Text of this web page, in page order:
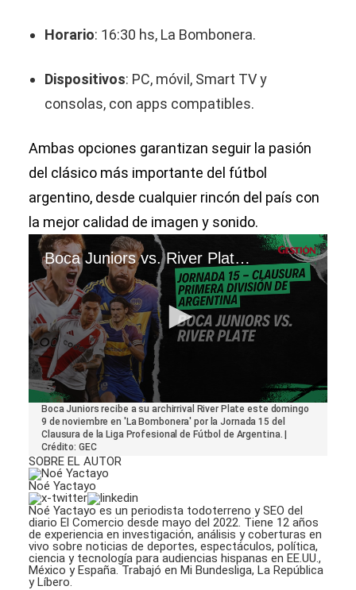
Horario: 16:30 hs, La Bombonera.
Dispositivos: PC, móvil, Smart TV y
consolas, con apps compatibles.
Ambas opciones garantizan seguir la pasión
del clásico más importante del fútbol
argentino, desde cualquier rincón del país con
la mejor calidad de imagen y sonido.
Boca Juniors vs. River Plate, Superclásico por la Jornada 15 del Clausura
seconds
20
seconds
Boca Juniors recibe a su archirrival River Plate este domingo
9 de noviembre en 'La Bombonera' por la Jornada 15 del
Clausura de la Liga Profesional de Fútbol de Argentina. |
Crédito: GEC
SOBRE EL AUTOR
Noé Yactayo
Noé Yactayo es un periodista todoterreno y SEO del
diario El Comercio desde mayo del 2022. Tiene 12 años
de experiencia en investigación, análisis y coberturas en
vivo sobre noticias de deportes, espectáculos, política,
ciencia y tecnología para audiencias hispanas en EE.UU.,
México y España. Trabajó en Mi Bundesliga, La República
y Líbero.